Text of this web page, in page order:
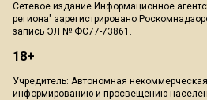
Сетевое издание Информационное
региона" зарегистрировано
запись ЭЛ № ФС77-73861.
18+
Учредитель: Автономная
информированию и просвещению